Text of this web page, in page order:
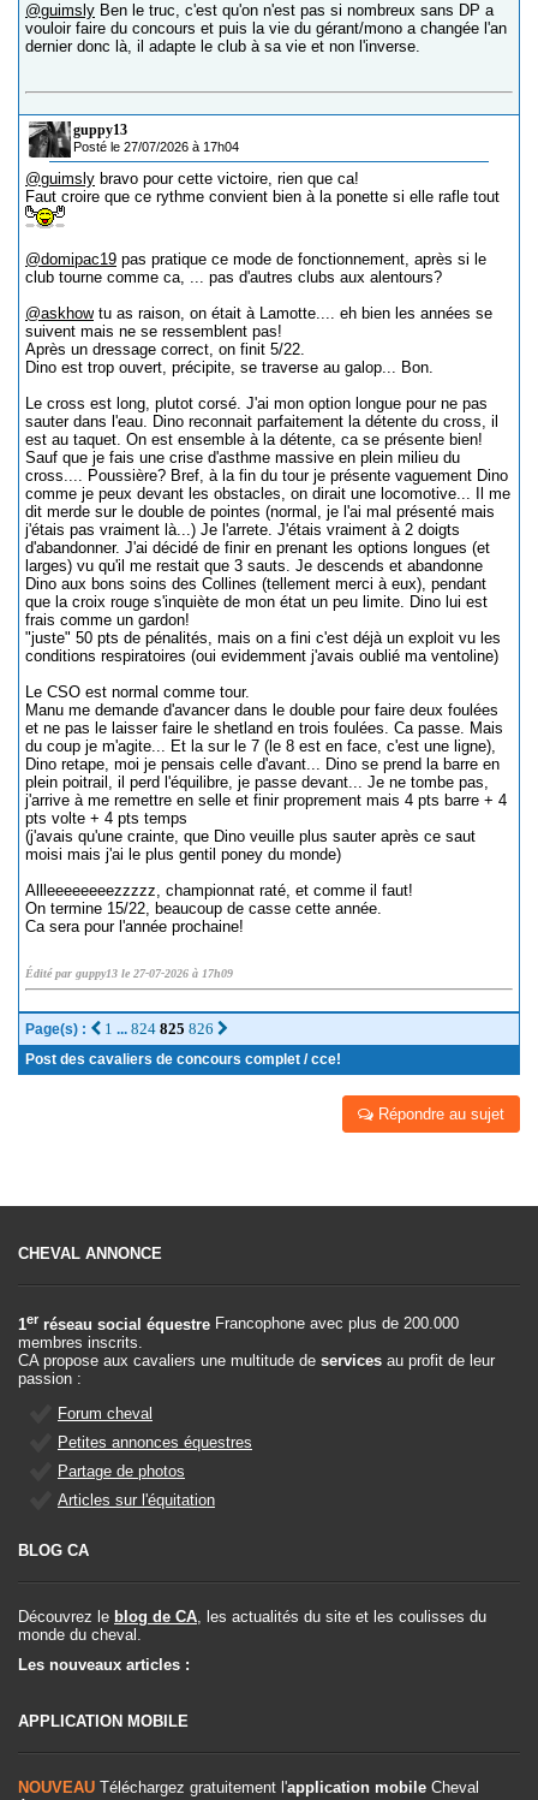
@guimsly Ben le truc, c'est qu'on n'est pas si nombreux sans DP a
vouloir faire du concours et puis la vie du gérant/mono a changée l'an
dernier donc là, il adapte le club à sa vie et non l'inverse.
guppy13
Posté le 27/07/2026 à 17h04
@guimsly bravo pour cette victoire, rien que ca!
Faut croire que ce rythme convient bien à la ponette si elle rafle tout
@domipac19 pas pratique ce mode de fonctionnement, après si le
club tourne comme ca, ... pas d'autres clubs aux alentours?
@askhow tu as raison, on était à Lamotte.... eh bien les années se
suivent mais ne se ressemblent pas!
Après un dressage correct, on finit 5/22.
Dino est trop ouvert, précipite, se traverse au galop... Bon.
Le cross est long, plutot corsé. J'ai mon option longue pour ne pas
sauter dans l'eau. Dino reconnait parfaitement la détente du cross, il
est au taquet. On est ensemble à la détente, ca se présente bien!
Sauf que je fais une crise d'asthme massive en plein milieu du
cross.... Poussière? Bref, à la fin du tour je présente vaguement Dino
comme je peux devant les obstacles, on dirait une locomotive... Il me
dit merde sur le double de pointes (normal, je l'ai mal présenté mais
j'étais pas vraiment là...) Je l'arrete. J'étais vraiment à 2 doigts
d'abandonner. J'ai décidé de finir en prenant les options longues (et
larges) vu qu'il me restait que 3 sauts. Je descends et abandonne
Dino aux bons soins des Collines (tellement merci à eux), pendant
que la croix rouge s'inquiète de mon état un peu limite. Dino lui est
frais comme un gardon!
"juste" 50 pts de pénalités, mais on a fini c'est déjà un exploit vu les
conditions respiratoires (oui evidemment j'avais oublié ma ventoline)
Le CSO est normal comme tour.
Manu me demande d'avancer dans le double pour faire deux foulées
et ne pas le laisser faire le shetland en trois foulées. Ca passe. Mais
du coup je m'agite... Et la sur le 7 (le 8 est en face, c'est une ligne),
Dino retape, moi je pensais celle d'avant... Dino se prend la barre en
plein poitrail, il perd l'équilibre, je passe devant... Je ne tombe pas,
j'arrive à me remettre en selle et finir proprement mais 4 pts barre + 4
pts volte + 4 pts temps
(j'avais qu'une crainte, que Dino veuille plus sauter après ce saut
moisi mais j'ai le plus gentil poney du monde)
Allleeeeeeeezzzzz, championnat raté, et comme il faut!
On termine 15/22, beaucoup de casse cette année.
Ca sera pour l'année prochaine!
Édité par guppy13 le 27-07-2026 à 17h09
Page(s) : 1 ... 824 825 826
Post des cavaliers de concours complet / cce!
Répondre au sujet
CHEVAL ANNONCE
1er réseau social équestre Francophone avec plus de 200.000
membres inscrits.
CA propose aux cavaliers une multitude de services au profit de leur
passion :
Forum cheval
Petites annonces équestres
Partage de photos
Articles sur l'équitation
BLOG CA
Découvrez le blog de CA , les actualités du site et les coulisses du
monde du cheval.
Les nouveaux articles :
APPLICATION MOBILE
NOUVEAU Téléchargez gratuitement l'application mobile Cheval